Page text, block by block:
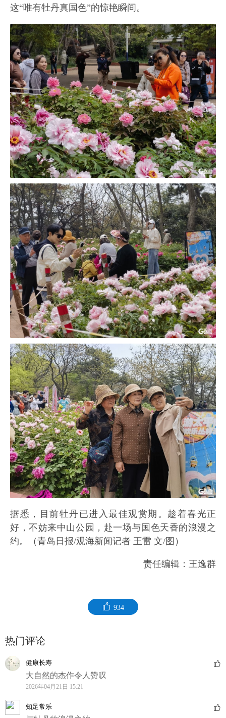
这“唯有牡丹真国色”的惊艳瞬间。
据悉，目前牡丹已进入最佳观赏期。趁着春光正
好，不妨来中山公园，赴一场与国色天香的浪漫之
约。（青岛日报/观海新闻记者 王雷 文/图）
责任编辑：王逸群
934
热门评论
健康长寿
大自然的杰作令人赞叹
2026年04月21日 15:21
知足常乐